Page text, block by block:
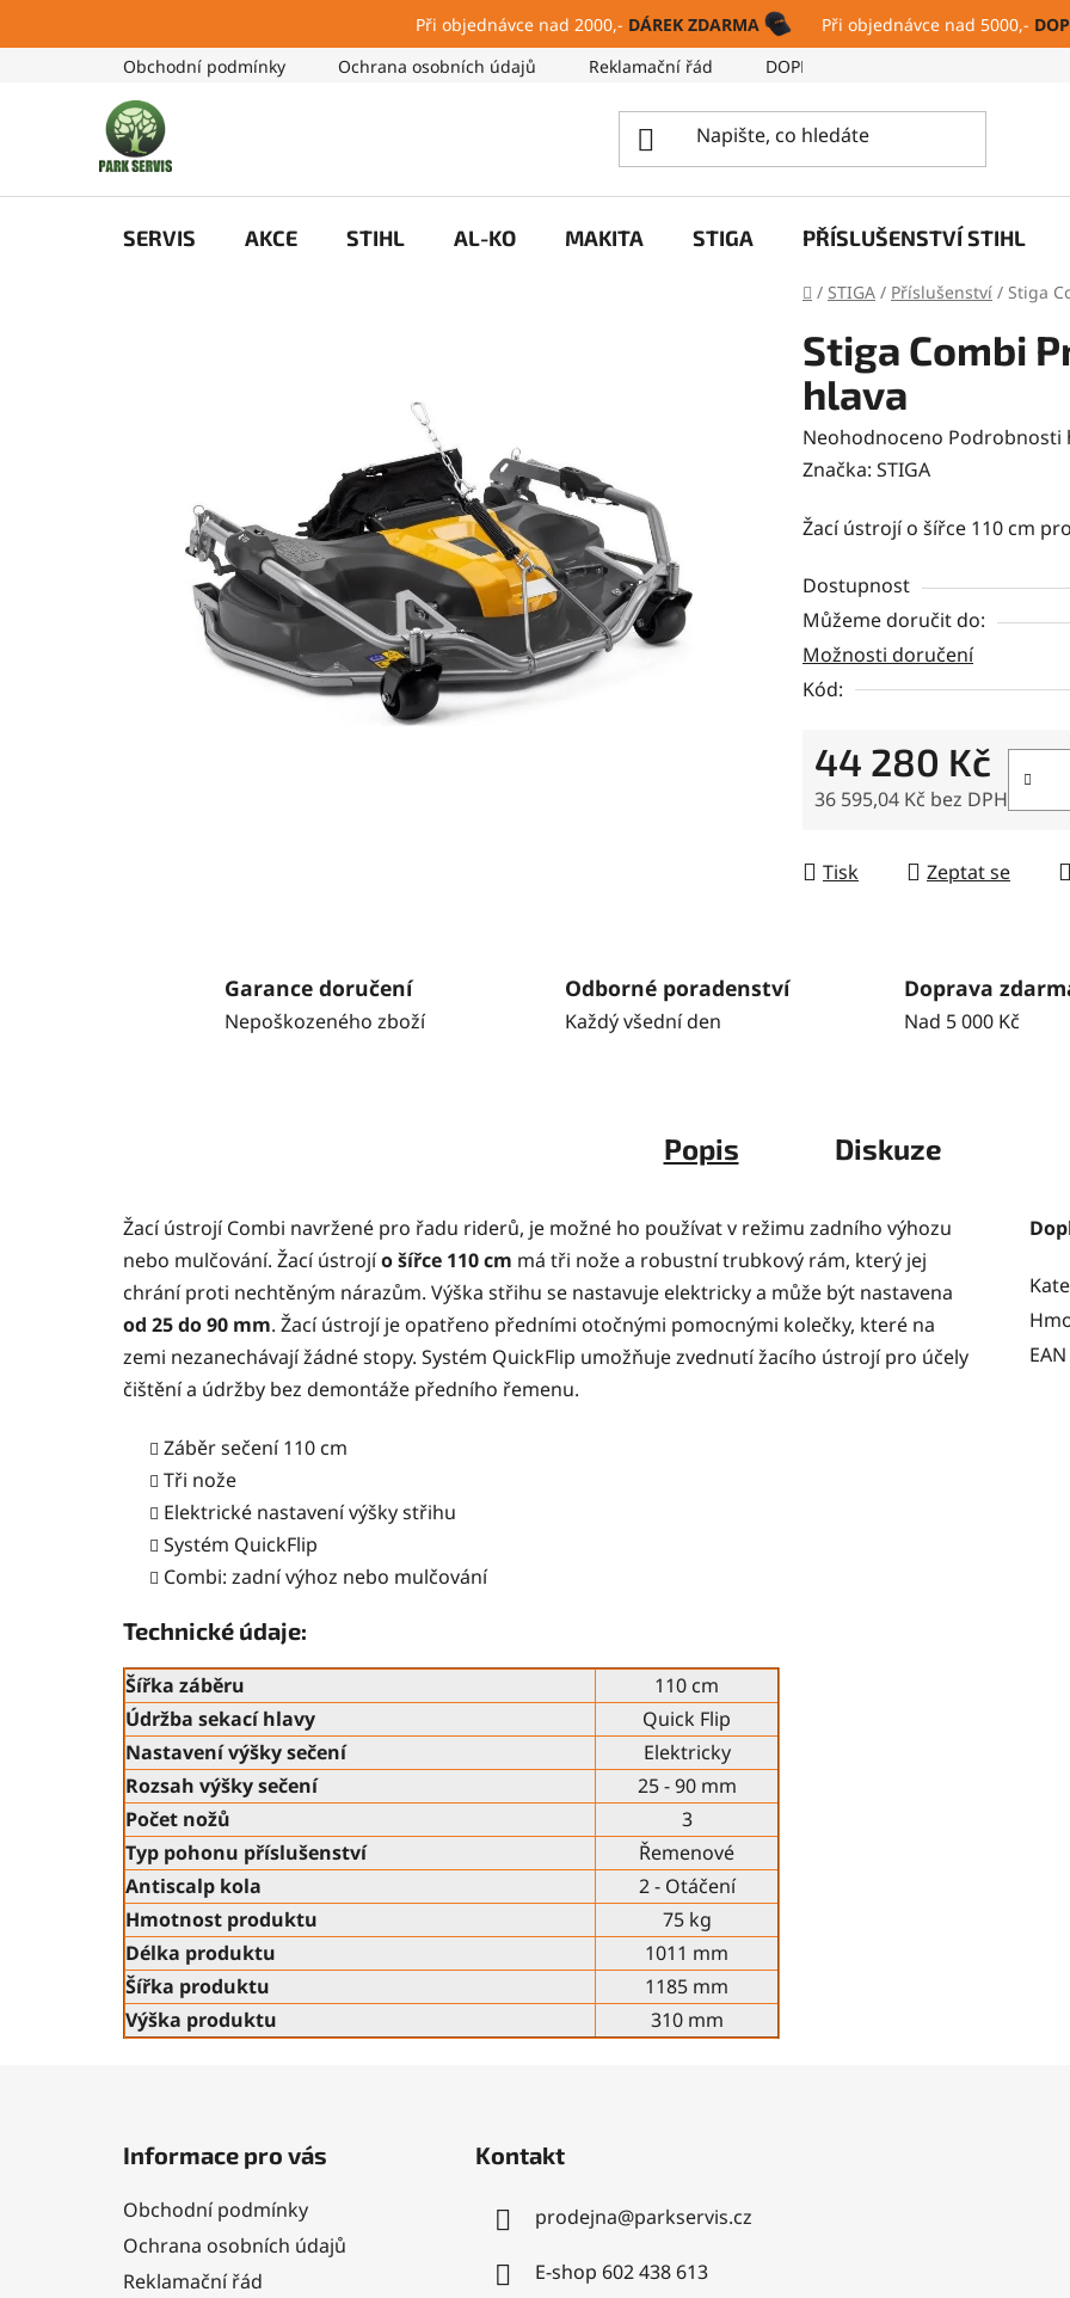
Při objednávce nad 2000,- DÁREK ZDARMA Při objednávce nad 5000,-
Obchodní podmínky Ochrana osobních údajů Reklamační řád DOPRAVA A PLATBA
SERVIS AKCE STIHL AL-KO MAKITA STIGA PŘÍSLUŠENSTVÍ STIHL
Domů
/ STIGA / Příslušenství / Stiga
Stiga Combi
hlava
Průměrné
hodnocení
je
z
5
hvězdiček.
Neohodnoceno Podrobnosti
Značka: STIGA
Žací ústrojí o šířce 110 cm
Dostupnost
Můžeme doručit do:
Možnosti doručení
Kód:
44 280 Kč
36 595,04 Kč bez DPH
Tisk
Zeptat se
Garance doručení
Nepoškozeného zboží
Odborné poradenství
Každý všední den
Doprava
Nad 5 000 Kč
Popis Diskuze
Žací ústrojí Combi navržené pro řadu riderů, je možné ho používat v režimu zadního výhozu
nebo mulčování. Žací ústrojío šířce 110 cm má tři nože a robustní trubkový rám, který jej
chrání proti nechtěným nárazům. Výška střihu se nastavuje elektricky a může být nastavena
od 25 do 90 mm. Žací ústrojí je opatřeno předními otočnými pomocnými kolečky, které na
zemi nezanechávají žádné stopy. Systém QuickFlip umožňuje zvednutí žacího ústrojí pro účely
čištění a údržby bez demontáže předního řemenu.
Záběr sečení 110 cm
Tři nože
Elektrické nastavení výšky střihu
Systém QuickFlip
Combi: zadní výhoz nebo mulčování
Technické údaje:
Šířka záběru
110 cm
Údržba sekací hlavy
Quick Flip
Nastavení výšky sečení
Elektricky
Rozsah výšky sečení
25 - 90 mm
Počet nožů
3
Typ pohonu příslušenství
Řemenové
Antiscalp kola
2 - Otáčení
Hmotnost produktu
75 kg
Délka produktu
1011 mm
Šířka produktu
1185 mm
Výška produktu
310 mm
EAN
Informace pro vás
Obchodní podmínky
Ochrana osobních údajů
Reklamační řád
Kontakt
prodejna@parkservis.cz
E-shop 602 438 613